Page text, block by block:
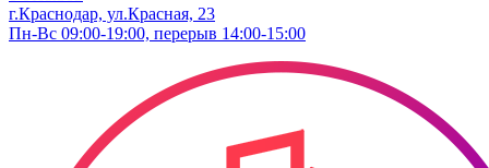
г.Краснодар, ул.Красная, 23
Пн-Вс 09:00-19:00, перерыв 14:00-15:00